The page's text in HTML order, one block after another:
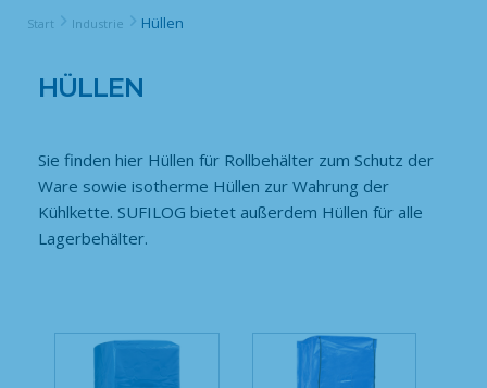
Start Industrie Hüllen
HÜLLEN
Sie finden hier Hüllen für Rollbehälter zum Schutz der
Ware sowie isotherme Hüllen zur Wahrung der
Kühlkette. SUFILOG bietet außerdem Hüllen für alle
Lagerbehälter.